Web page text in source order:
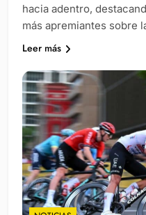
hacia adentro,
más apremiantes sobre
Leer más